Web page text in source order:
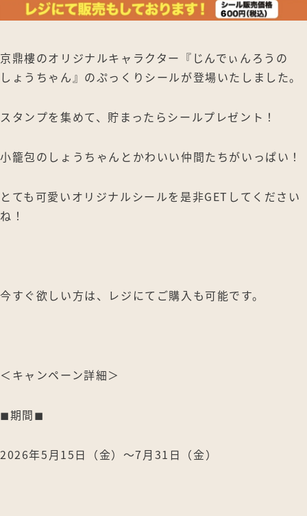
京鼎樓のオリジナルキャラクター『じんでぃんろうの
しょうちゃん』のぷっくりシールが登場いたしました。
スタンプを集めて、貯まったらシールプレゼント！
小籠包のしょうちゃんとかわいい仲間たちがいっぱい！
とても可愛いオリジナルシールを是非GETしてください
ね！
今すぐ欲しい方は、レジにてご購入も可能です。
＜キャンペーン詳細＞
◼︎期間◼︎
2026年5月15日（金）〜7月31日（金）